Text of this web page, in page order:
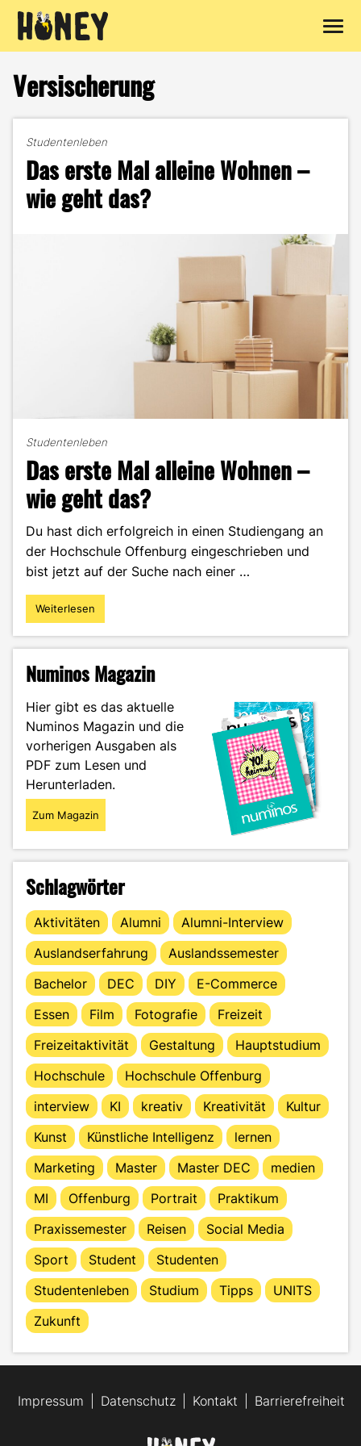
Inhalt
springen
Versischerung
Studentenleben
Das erste Mal alleine Wohnen –
wie geht das?
Studentenleben
Das erste Mal alleine Wohnen –
wie geht das?
Du hast dich erfolgreich in einen Studiengang an
der Hochschule Offenburg eingeschrieben und
bist jetzt auf der Suche nach einer …
"Das
erste
Wohnen
wie
geht
das?"
Weiterlesen
Numinos Magazin
Hier gibt es das aktuelle
Numinos Magazin und die
vorherigen Ausgaben als
PDF zum Lesen und
Herunterladen.
Zum Magazin
Schlagwörter
Aktivitäten Alumni
Alumni-Interview
Auslandserfahrung
Auslandssemester
Bachelor
DEC DIY
E-Commerce
Essen
Film Fotografie
Freizeit
Freizeitaktivität
Gestaltung
Hauptstudium
Hochschule
Hochschule Offenburg
interview
KI kreativ Kreativität
Kultur
Kunst
Künstliche Intelligenz
lernen
Marketing
Master Master DEC
medien
MI
Offenburg Portrait
Praktikum
Praxissemester
Reisen
Social Media
Sport
Student
Studenten
Studentenleben
Studium Tipps
UNITS
Zukunft
Impressum Datenschutz Kontakt Barrierefreiheit